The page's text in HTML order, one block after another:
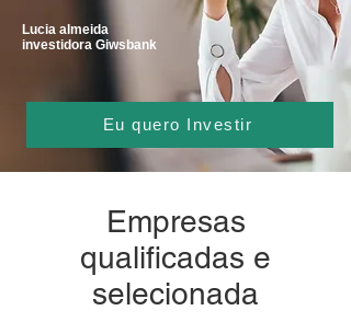
Lucia almeida
investidora Giwsbank
Eu quero Investir
Empresas
qualificadas e
selecionada